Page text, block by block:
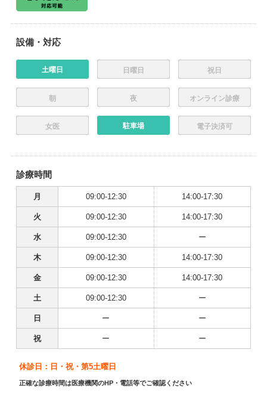
設備・対応
土曜日 日曜日 祝日
朝 夜 オンライン診療
女医 駐車場 電子決済可
診療時間
月 09:00-12:30 14:00-17:30
火 09:00-12:30 14:00-17:30
水 09:00-12:30 ー
木 09:00-12:30 14:00-17:30
金 09:00-12:30 14:00-17:30
土 09:00-12:30 ー
日 ー ー
祝 ー ー
休診日：日・祝・第5土曜日
正確な診療時間は医療機関のHP・電話等でご確認ください